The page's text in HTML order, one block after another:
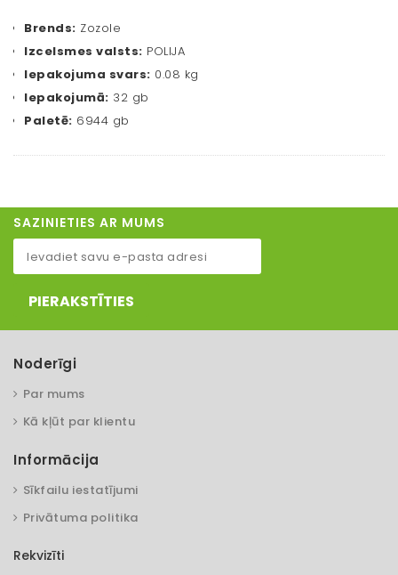
Brends: Zozole
Izcelsmes valsts: POLIJA
Iepakojuma svars: 0.08 kg
Iepakojumā: 32 gb
Paletē: 6944 gb
SAZINIETIES AR MUMS
PIERAKSTĪTIES
Noderīgi
Par mums
Kā kļūt par klientu
Informācija
Sīkfailu iestatījumi
Privātuma politika
Rekvizīti